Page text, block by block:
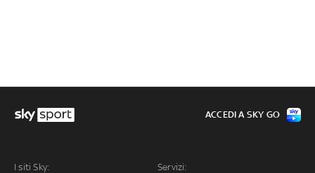
I siti Sky: Servizi:
ACCEDI A SKY GO